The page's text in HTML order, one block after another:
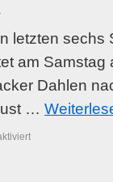
letzten sechs
am Samstag
Dahlen
…